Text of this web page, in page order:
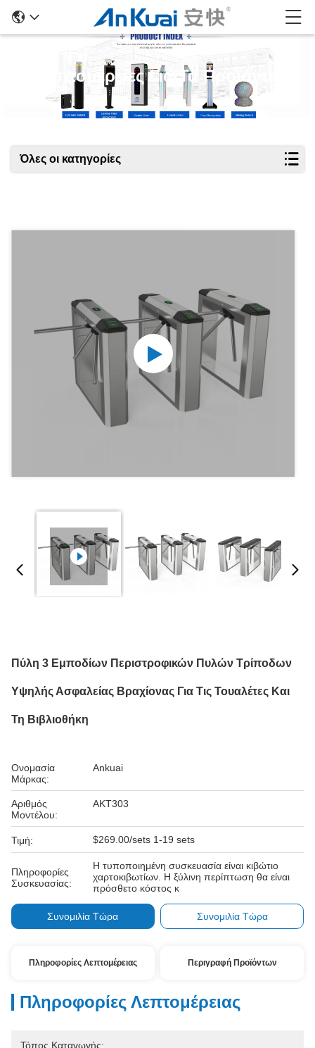
Λεπτομέρειες Για Τα Προϊόντα
Όλες οι κατηγορίες
Πύλη 3 Εμποδίων Περιστροφικών Πυλών Τρίποδων
Υψηλής Ασφαλείας Βραχίονας Για Τις Τουαλέτες Και
Τη Βιβλιοθήκη
Ονομασία
Μάρκας:
Ankuai
Αριθμός
Μοντέλου:
AKT303
Τιμή: $269.00/sets 1-19 sets
Πληροφορίες
Συσκευασίας:
Η τυποποιημένη συσκευασία είναι κιβώτιο
χαρτοκιβωτίων. Η ξύλινη περίπτωση θα είναι
πρόσθετο κόστος κ
Συνομιλία Τώρα Συνομιλία Τώρα
Πληροφορίες Λεπτομέρειας Περιγραφή Προϊόντων
Πληροφορίες Λεπτομέρειας
Τόπος Καταγωγής: